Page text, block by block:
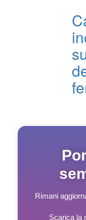
Rimani
Scarica la